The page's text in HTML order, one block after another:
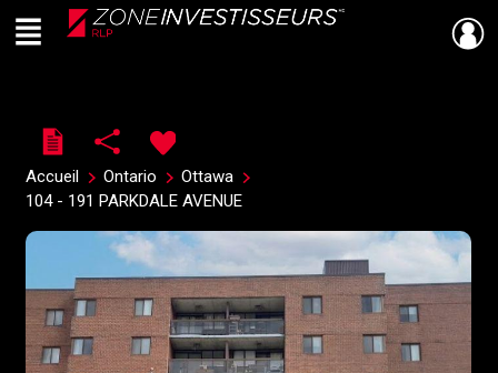
Live
En Direct
Menu
Accueil Ontario
Ottawa
104 - 191 PARKDALE AVENUE